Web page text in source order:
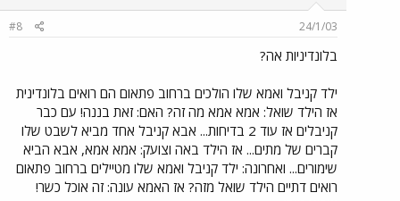
24/1/03
#8
בלונדיניות אה?
ילד קניבל ואמא שלו הולכים ברחוב פתאום הם רואים בלונדינית
אז הילד שואל: אמא אמא מה זה? האם: זאת בננה! עם כבר
קניבלים אז עוד 2 בדיחות... אבא קניבל אחד מביא לשבט שלו
קברים של מתים... אז הילד באה וצועק: אמא אמא, אבא הביא
שימורים... ואחרונה: ילד קניבל ואמא שלו מטיילים ברחוב פתאום
רואים דתיים הילד שואל מזה? אז האמא עונה: זה אוכל כשר!